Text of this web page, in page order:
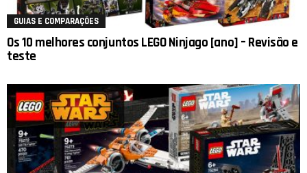
GUIAS E COMPARAÇÕES
Os 10 melhores conjuntos LEGO Ninjago [ano] – Revisão e
teste